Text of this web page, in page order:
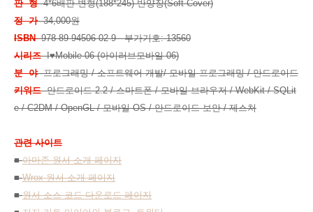
판 형4*6배판 변형(188*245) 반양장(Soft Cover)
정 가34,000원
ISBN978-89-94506-02-9 부가기호: 13560
시리즈I♥Mobile 06 (아이러브모바일 06)
분 야프로그래밍 / 소프트웨어 개발/ 모바일 프로그래밍 / 안드로이드
키워드안드로이드 2.2 / 스마트폰 / 모바일 브라우저 / WebKit / SQLit
e / C2DM / OpenGL / 모바일 OS / 안드로이드 보안 / 제스처
관련 사이트
■아마존 원서 소개 페이지
■Wrox 원서 소개 페이지
■원서 소스 코드 다운로드 페이지